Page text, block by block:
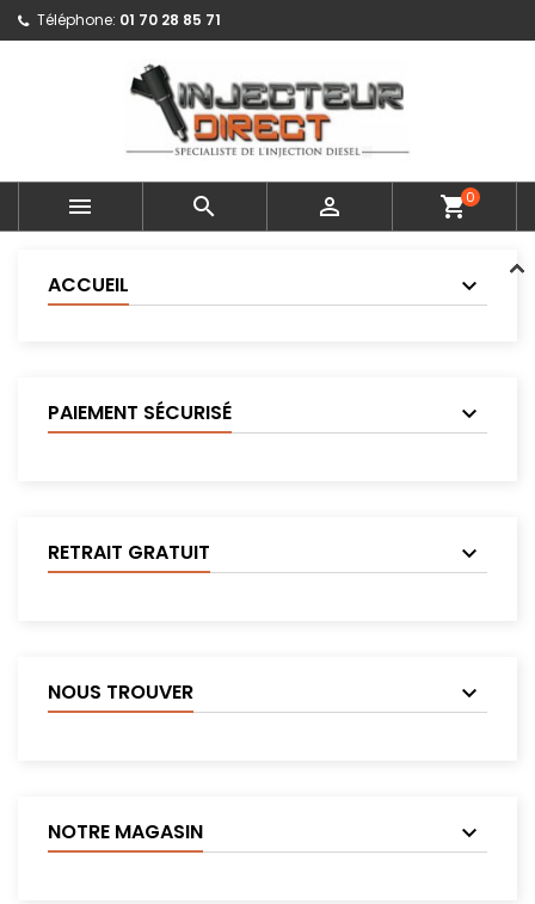
Téléphone: 01 70 28 85 71
   shopping_cart0
ACCUEIL
PAIEMENT SÉCURISÉ
RETRAIT GRATUIT
NOUS TROUVER
NOTRE MAGASIN